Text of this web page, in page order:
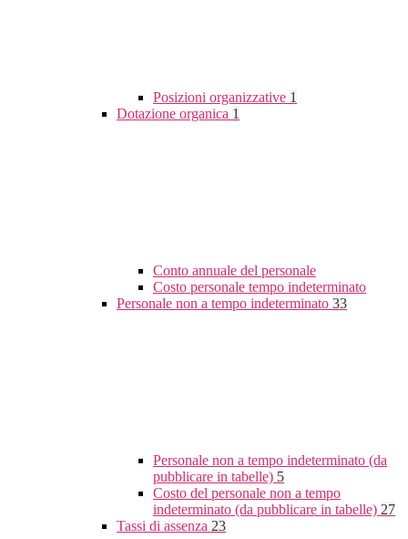
Posizioni organizzative 1
Dotazione organica 1
Conto annuale del personale
Costo personale tempo indeterminato
Personale non a tempo indeterminato 33
Personale non a tempo indeterminato (da
pubblicare in tabelle) 5
Costo del personale non a tempo
indeterminato (da pubblicare in tabelle) 27
Tassi di assenza 23